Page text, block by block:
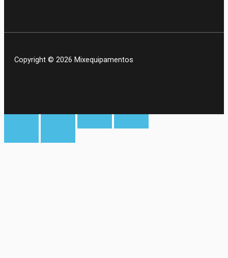
Copyright © 2026 Mixequipamentos